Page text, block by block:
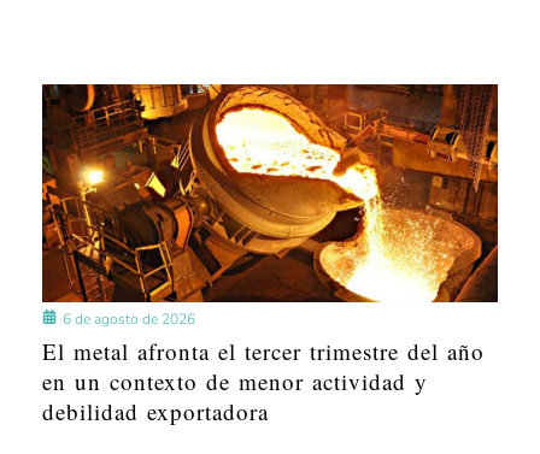
6 de agosto de 2026
El metal afronta el tercer trimestre del año
en un contexto de menor actividad y
debilidad exportadora